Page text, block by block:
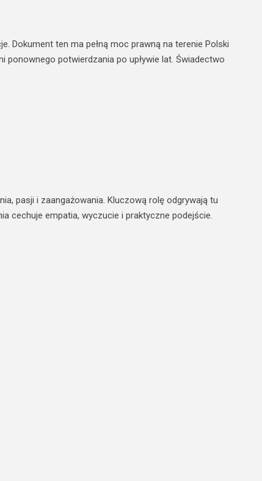
Dokument ten ma pełną moc prawną na terenie Polski
ponownego potwierdzania po upływie lat. Świadectwo
pasji i zaangażowania. Kluczową rolę odgrywają tu
cechuje empatia, wyczucie i praktyczne podejście.